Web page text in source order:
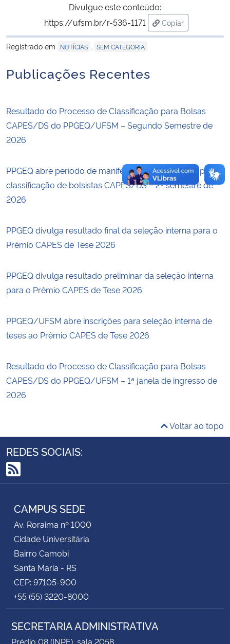
Gabinete de Segurança Institucional
Planalto
Divulgue este conteúdo:
https://ufsm.br/r-536-1171
Copiar
para área de
Registrado em
NOTÍCIAS SEM CATEGORIA
Publicações Recentes
Resultado do Processo de Classificação para Bolsas
CAPES/DS do PPGEQ/UFSM – Segundo Semestre de
2026
PPGEQ abre período de manifestação de interesse para
classificação de bolsistas CAPES/DS – 2º semestre de
2026
PPGEQ divulga resultado final da seleção interna para o
Prêmio CAPES de Tese 2026
PPGEQ divulga resultado preliminar da seleção interna
para o Prêmio CAPES de Tese 2026
PPGEQ/UFSM abre inscrições para seleção interna de
teses ao Prêmio CAPES de Tese 2026
Resultado do Processo de Classificação para Bolsas
CAPES/DS do PPGEQ/UFSM – 1ª janela de ingresso de
2026
Voltar ao topo
REDES SOCIAIS:
RSS
CAMPUS SEDE
Av. Roraima nº 1000
Cidade Universitária
Bairro Camobi
Santa Maria - RS
CEP: 97105-900
+55 (55) 3220-8000
SECRETARIA ADMINISTRATIVA
Prédio 08 (INPE), sala 2058